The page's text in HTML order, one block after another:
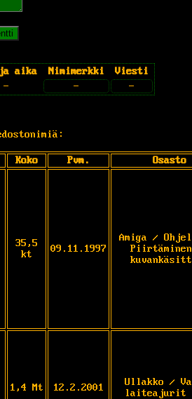
ja aika Nimimerkki
Viesti
- - -
Koko Pvm. Osasto
35,5
kt
09.11.1997
Amiga /
1,4 Mt 12.2.2001
Ullakko /
laiteajurit